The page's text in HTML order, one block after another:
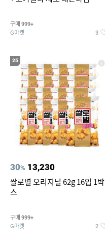
티커 세트
구매 999+
G마켓 3
25
30% 13,230
쌀로별 오리지널 62g 16입 1박
스
구매 999+
G마켓 2